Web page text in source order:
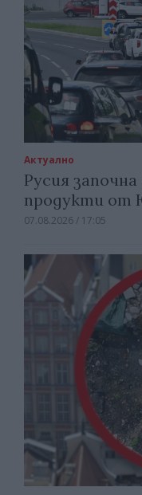
Актуално
Русия
продукти от
07.08.2026 / 17:05